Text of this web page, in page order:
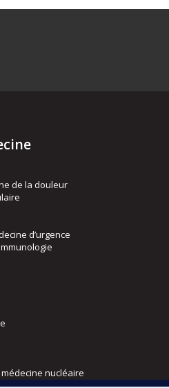
de la douleur
d’urgence
nucléaire